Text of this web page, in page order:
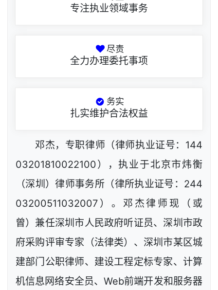
专注执业领域事务
尽责
全力办理委托事项
务实
扎实维护合法权益
邓杰，专职律师（律师执业证号：144
03201810022100），执业于北京市炜衡
（深圳）律师事务所（律所执业证号：244
03200511032007）。邓杰律师现（或
曾）兼任深圳市人民政府听证员、深圳市政
府采购评审专家（法律类）、深圳市某区城
建部门公职律师、建设工程定标专家、计算
机信息网络安全员、Web前端开发和服务器